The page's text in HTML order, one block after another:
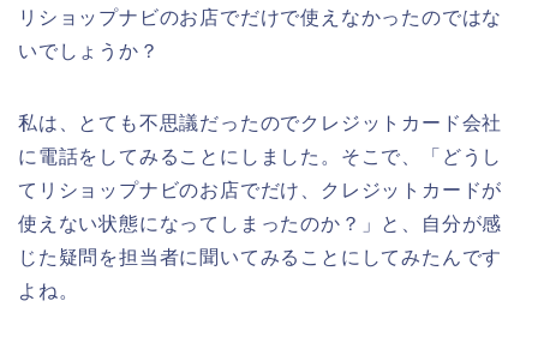
リショップナビのお店でだけで使えなかったのではな
いでしょうか？
私は、とても不思議だったのでクレジットカード会社
に電話をしてみることにしました。そこで、「どうし
てリショップナビのお店でだけ、クレジットカードが
使えない状態になってしまったのか？」と、自分が感
じた疑問を担当者に聞いてみることにしてみたんです
よね。